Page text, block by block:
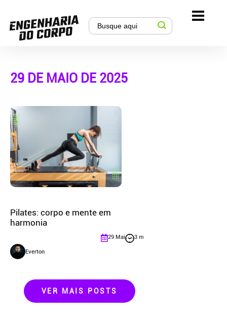
29 DE MAIO DE 2025
Pilates: corpo e mente em
harmonia
Everton
29 Mai 3 m
VER MAIS POSTS